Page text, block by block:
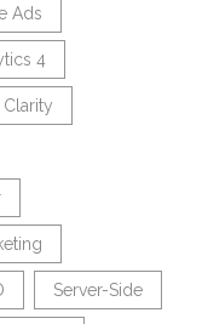
Ads
4
Server-Side